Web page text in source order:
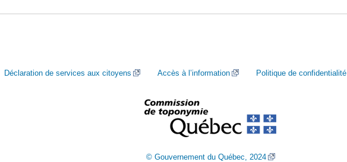
Déclaration de services aux citoyens Accès à l’information Politique de confidentialité
© Gouvernement du Québec, 2024